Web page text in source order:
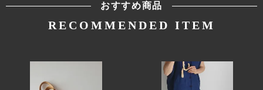
おすすめ商品
RECOMMENDED ITEM